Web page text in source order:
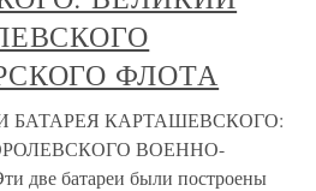
ФЛОТА
КАРТАШЕВСКОГО:
ВОЕННО-
батареи были построены